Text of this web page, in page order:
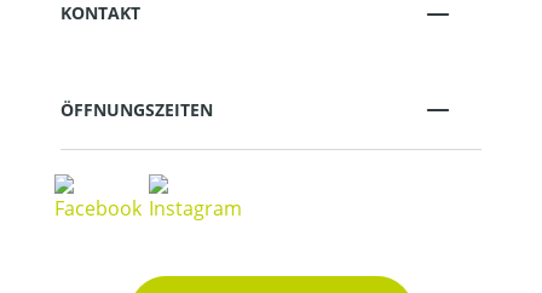
KONTAKT
ÖFFNUNGSZEITEN